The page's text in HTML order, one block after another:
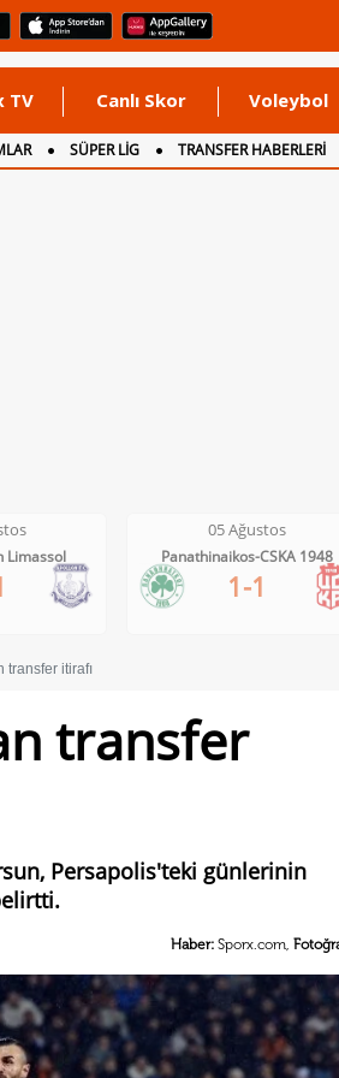
TV Canlı Skor Voleybol
SÜPER LİG TRANSFER HABERLERİ
Limassol
05 Ağustos
Panathinaikos-CSKA 1948
1-1
transfer itirafı
transfer
Persapolis'teki günlerinin
Haber: Sporx.com,